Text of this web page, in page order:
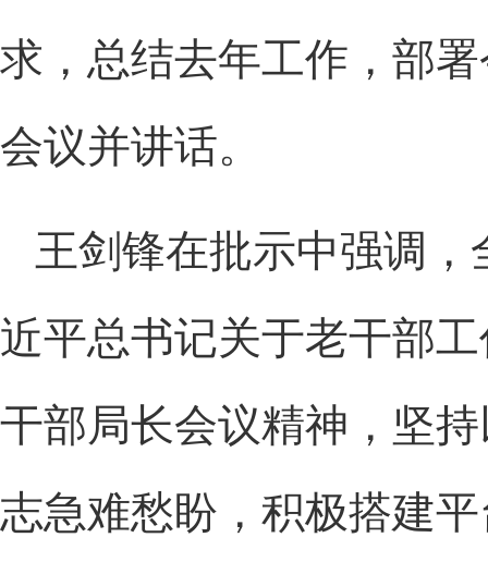
求，总结去年工作，部
会议并讲话。
王剑锋在批示中强调
近平总书记关于老干部
干部局长会议精神，坚
志急难愁盼，积极搭建